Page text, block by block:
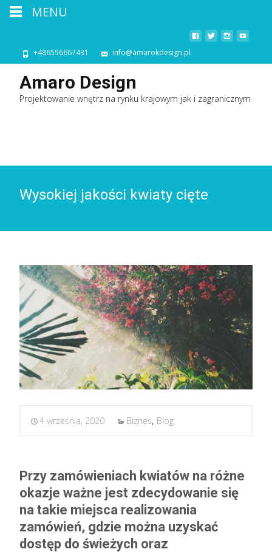
+486556667431 info@amarokdesign.pl
Amaro Design
Projektowanie wnętrz na rynku krajowym jak i zagranicznym
Wysokiej jakości kwiaty cięte
4 września, 2020 Biznes, Blog
Przy zamówieniach kwiatów na różne
okazje ważne jest zdecydowanie się
na takie miejsca realizowania
zamówień, gdzie można uzyskać
dostęp do świeżych oraz
MENU